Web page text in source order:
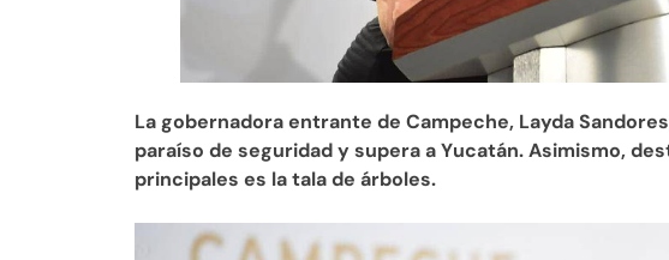
La gobernadora entrante de Campeche, Layda
paraíso de seguridad y supera a Yucatán. Asimismo,
principales es la tala de árboles.